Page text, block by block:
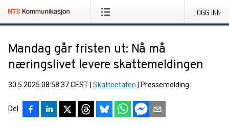
LOGG INN
Mandag går fristen ut: Nå må
næringslivet levere skattemeldingen
30.5.2025 08:58:37 CEST Skatteetaten Pressemelding
Del